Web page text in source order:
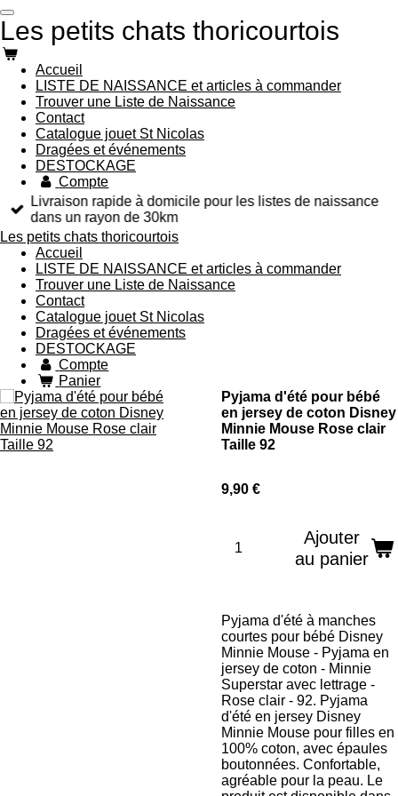
Passer
au
contenu
principal
Les petits chats thoricourtois
Accueil
LISTE DE NAISSANCE et articles à commander
Trouver une Liste de Naissance
Contact
Catalogue jouet St Nicolas
Dragées et événements
DESTOCKAGE
Compte
Livraison rapide à domicile pour les listes de naissance
dans un rayon de 30km
Les petits chats thoricourtois
Accueil
LISTE DE NAISSANCE et articles à commander
Trouver une Liste de Naissance
Contact
Catalogue jouet St Nicolas
Dragées et événements
DESTOCKAGE
Compte
Panier
Pyjama d'été pour bébé
en jersey de coton Disney
Minnie Mouse Rose clair
Taille 92
9,90 €
Ajouter
au panier
Pyjama d'été à manches
courtes pour bébé Disney
Minnie Mouse - Pyjama en
jersey de coton - Minnie
Superstar avec lettrage -
Rose clair - 92. Pyjama
d'été en jersey Disney
Minnie Mouse pour filles en
100% coton, avec épaules
boutonnées. Confortable,
agréable pour la peau. Le